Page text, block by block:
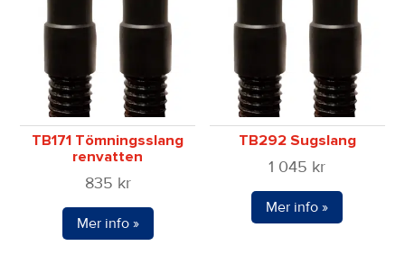
TB171 Tömningsslang
renvatten
835 kr
Mer info »
TB292 Sugslang
1 045 kr
Mer info »